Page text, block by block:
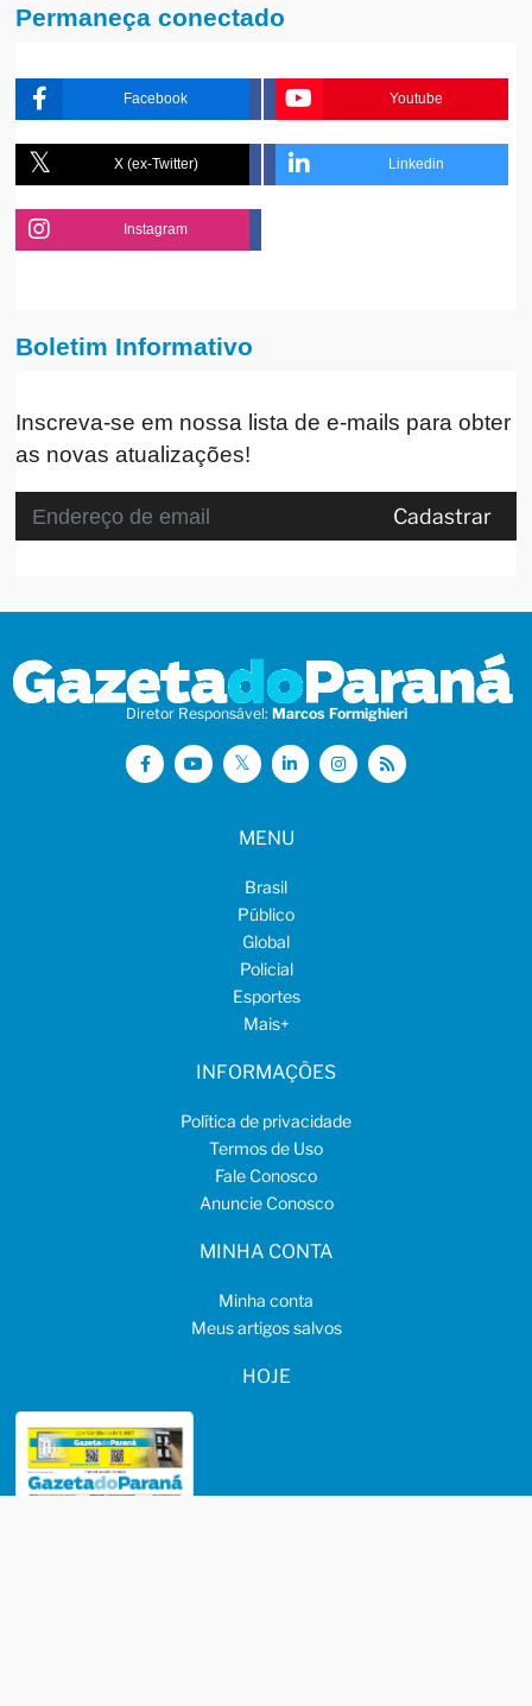
Permaneça conectado
Facebook Youtube
X (ex-Twitter) Linkedin
Instagram
Boletim Informativo
Inscreva-se em nossa lista de e-mails para obter
as novas atualizações!
Cadastrar
Diretor Responsável: Marcos Formighieri
MENU
Brasil
Público
Global
Policial
Esportes
Mais+
INFORMAÇÕES
Política de privacidade
Termos de Uso
Fale Conosco
Anuncie Conosco
MINHA CONTA
Minha conta
Meus artigos salvos
HOJE